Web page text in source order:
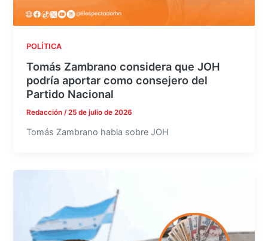
POLÍTICA
Tomás Zambrano considera que JOH
podría aportar como consejero del
Partido Nacional
Redacción/25 de julio de 2026
Tomás Zambrano habla sobre JOH